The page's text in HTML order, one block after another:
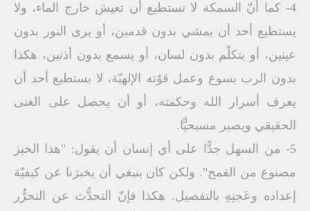
4- كما أنّ السمكة لا تستطيع أن تعيش خارج الماء، ولا
يستطيع أحد أن يمشي بدون قدمين، أو يرى النور بدون
عينين، أو يتكلّم بدون لسان، أو يسمع بدون أذنين، هكذا
بدون الرب يسوع وعمل قوّته الإلهيّة، لا يستطيع أحد أن
يعرف أسرار الله وحكمته، أو أن يحصل على الغنى
الحقيقي ويصير مسيحيًّا.
5- من السهل جدًّا على أي إنسان أن يقول: "هذا الخبز
مصنوع من القمح". ولكن كان ينبغي أن يخبرَنا عن كيفيّة
إعداده وعَجنِهِ بالتفصيل. هكذا فإنّ التحدُّث عن التحرُّر